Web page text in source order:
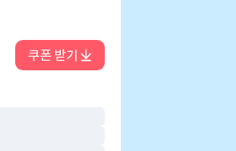
쿠폰 받기